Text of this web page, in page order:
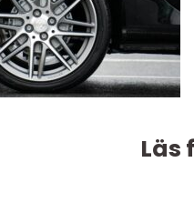
Läs